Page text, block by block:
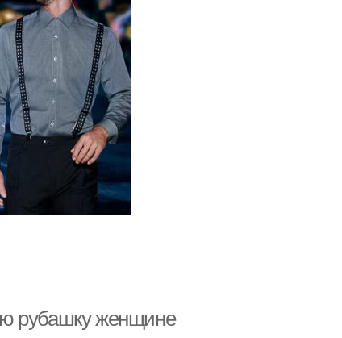
рубашку женщине